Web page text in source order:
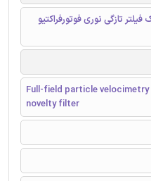
تازگی نوری فوتورفراکتیو
Full-field particle
novelty filter